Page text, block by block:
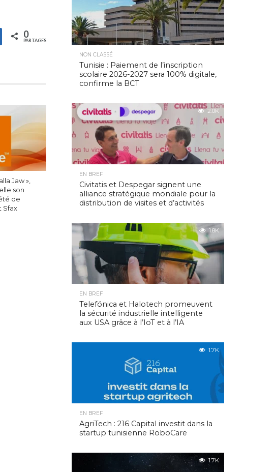
0
PARTAGES
Jaw »,
son
de
Sfax
NON CLASSÉ
Tunisie : Paiement de l’inscription
scolaire 2026-2027 sera 100% digitale,
confirme la BCT
2.0K
EN BREF
Civitatis et Despegar signent une
alliance stratégique mondiale pour la
distribution de visites et d’activités
1.8K
EN BREF
Telefónica et Halotech promeuvent
la sécurité industrielle intelligente
aux USA grâce à l’IoT et à l’IA
1.7K
EN BREF
AgriTech : 216 Capital investit dans la
startup tunisienne RoboCare
1.7K